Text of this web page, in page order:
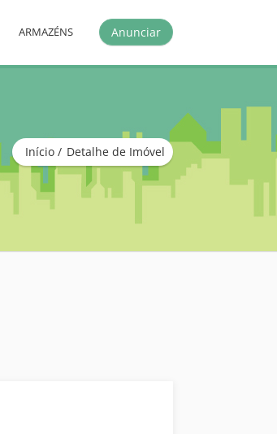
Anunciar
ARMAZÉNS
Início Detalhe de Imóvel